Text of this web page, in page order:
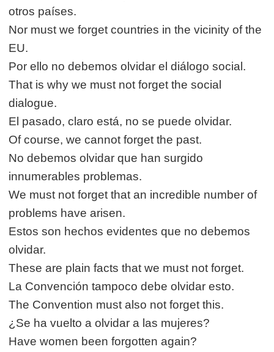
otros países.
Nor must we forget countries in the vicinity of the
EU.
Por ello no debemos olvidar el diálogo social.
That is why we must not forget the social
dialogue.
El pasado, claro está, no se puede olvidar.
Of course, we cannot forget the past.
No debemos olvidar que han surgido
innumerables problemas.
We must not forget that an incredible number of
problems have arisen.
Estos son hechos evidentes que no debemos
olvidar.
These are plain facts that we must not forget.
La Convención tampoco debe olvidar esto.
The Convention must also not forget this.
¿Se ha vuelto a olvidar a las mujeres?
Have women been forgotten again?